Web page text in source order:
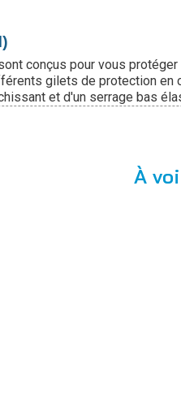
conçus pour vous
gilets de protection en
et d'un serrage bas
À